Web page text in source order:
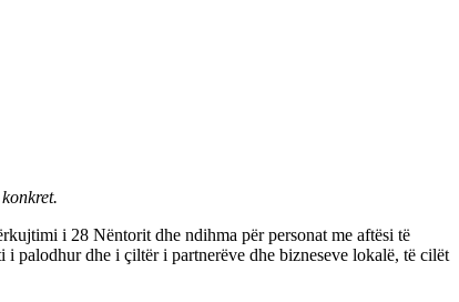
i 28 Nëntorit dhe ndihma për personat me aftësi të
palodhur dhe i çiltër i partnerëve dhe bizneseve lokalë, të cilët